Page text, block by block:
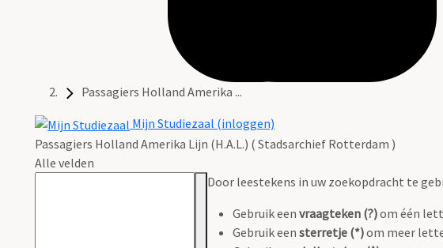
Passagiers Holland Amerika ...
Mijn Studiezaal (inloggen)
Passagiers Holland Amerika Lijn (H.A.L.) ( Stadsarchief Rotterdam )
Alle velden
Door leestekens in uw zoekopdracht te
Gebruik een vraagteken (?)om één
Gebruik een sterretje (*)om meer